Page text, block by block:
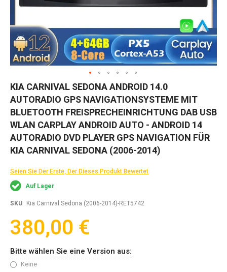
Zum
der
Bildgalerie
springen
KIA CARNIVAL SEDONA ANDROID 14.0
AUTORADIO GPS NAVIGATIONSYSTEME MIT
BLUETOOTH FREISPRECHEINRICHTUNG DAB USB
WLAN CARPLAY ANDROID AUTO - ANDROID 14
AUTORADIO DVD PLAYER GPS NAVIGATION FÜR
KIA CARNIVAL SEDONA (2006-2014)
Seien Sie Der Erste, Der Dieses Produkt Bewertet
Auf Lager
SKU Kia Carnival Sedona (2006-2014)-RET5742
380,00 €
Bitte wählen Sie eine Version aus:
Keine